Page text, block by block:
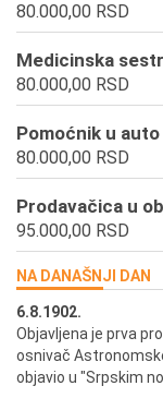
80.000,00 RSD
Medicinska
80.000,00 RSD
Pomoćnik u
80.000,00 RSD
Prodavačica u
95.000,00 RSD
NA DANAŠNJI DAN
6.8.1902.
Objavljena je prva
osnivač
objavio u "Srpskim